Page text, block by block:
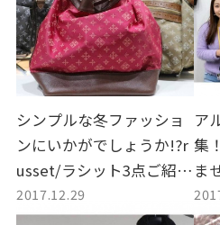
シンプルな冬ファッショ
ンにいかがでしょうか!?r
usset/ラシット3点ご紹
介！ [古着買取 トレフ
ァクスタイル千歳船橋店]
2017.12.29
ア
集
ま
レ
橋